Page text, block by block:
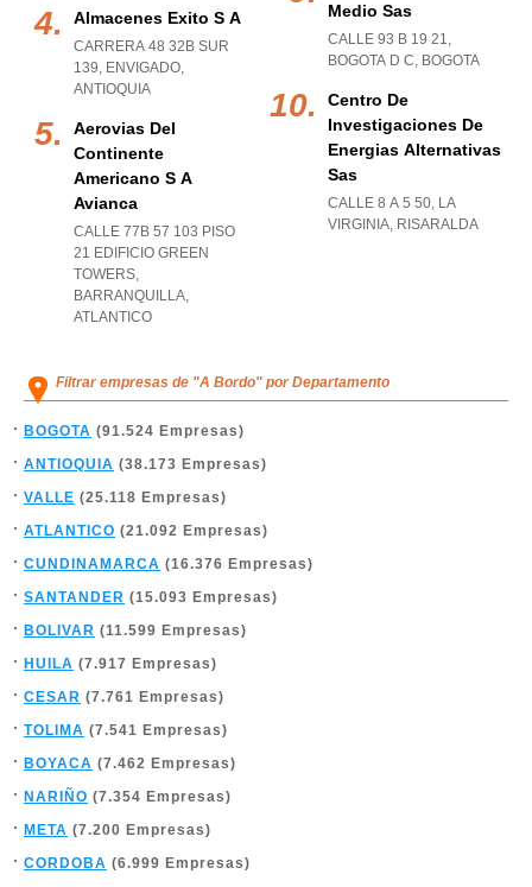
Almacenes Exito S A
CARRERA 48 32B SUR
139, ENVIGADO,
ANTIOQUIA
Aerovias Del
Continente
Americano S A
Avianca
CALLE 77B 57 103 PISO
21 EDIFICIO GREEN
TOWERS,
BARRANQUILLA,
ATLANTICO
Medio Sas
CALLE 93 B 19 21,
BOGOTA D C, BOGOTA
Centro De
Investigaciones De
Energias Alternativas
Sas
CALLE 8 A 5 50, LA
VIRGINIA, RISARALDA
Filtrar empresas de "A Bordo" por Departamento
BOGOTA (91.524 Empresas)
ANTIOQUIA (38.173 Empresas)
VALLE (25.118 Empresas)
ATLANTICO (21.092 Empresas)
CUNDINAMARCA (16.376 Empresas)
SANTANDER (15.093 Empresas)
BOLIVAR (11.599 Empresas)
HUILA (7.917 Empresas)
CESAR (7.761 Empresas)
TOLIMA (7.541 Empresas)
BOYACA (7.462 Empresas)
NARIÑO (7.354 Empresas)
META (7.200 Empresas)
CORDOBA (6.999 Empresas)